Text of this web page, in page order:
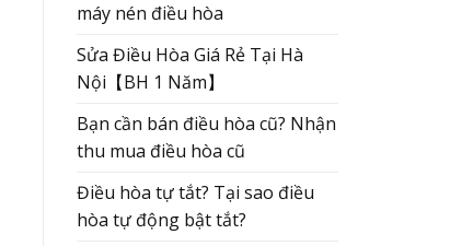
máy nén điều hòa
Sửa Điều Hòa Giá Rẻ Tại Hà
Nội【BH 1 Năm】
Bạn cần bán điều hòa cũ? Nhận
thu mua điều hòa cũ
Điều hòa tự tắt? Tại sao điều
hòa tự động bật tắt?